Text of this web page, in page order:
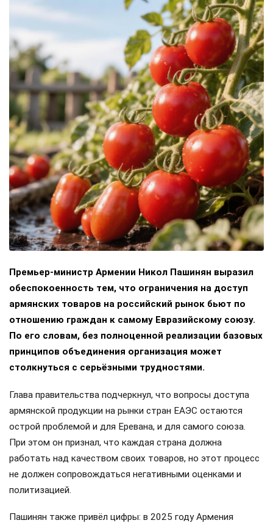
Премьер-министр Армении Никол Пашинян выразил
обеспокоенность тем, что ограничения на доступ
армянских товаров на российский рынок бьют по
отношению граждан к самому Евразийскому союзу.
По его словам, без полноценной реализации базовых
принципов объединения организация может
столкнуться с серьёзными трудностями.
Глава правительства подчеркнул, что вопросы доступа
армянской продукции на рынки стран ЕАЭС остаются
острой проблемой и для Еревана, и для самого союза.
При этом он признал, что каждая страна должна
работать над качеством своих товаров, но этот процесс
не должен сопровождаться негативными оценками и
политизацией.
Пашинян также привёл цифры: в 2025 году Армения